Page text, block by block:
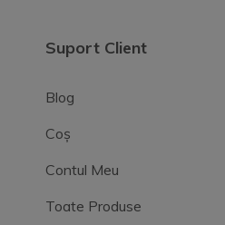
Suport Client
Blog
Coș
Contul Meu
Toate Produse